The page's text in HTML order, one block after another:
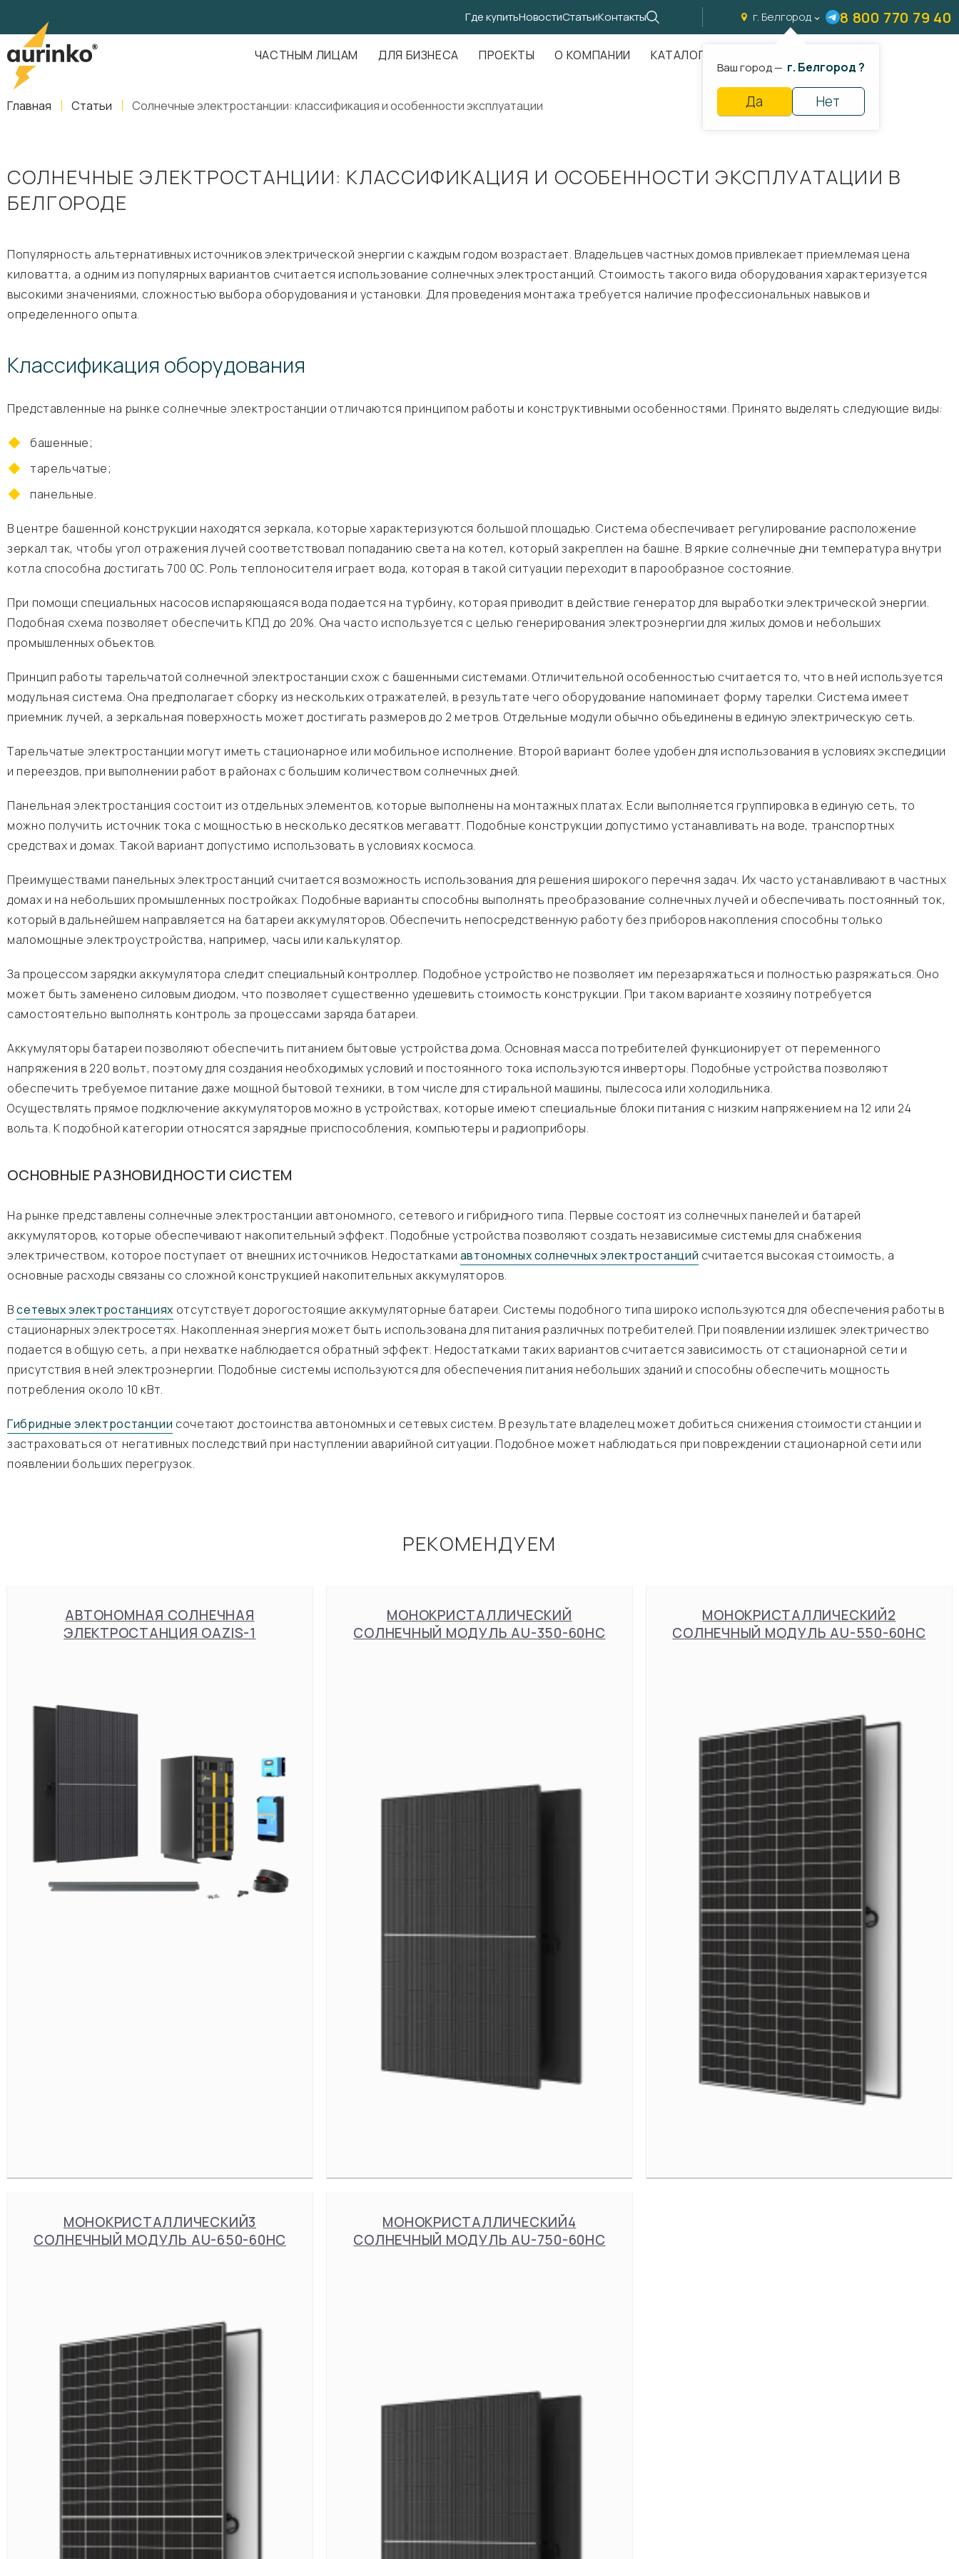
Где купитьНовостиСтатьиКонтакты г. Белгород
Ваш город — г. Белгород ?
Да Нет
8 800 770 79 40
ЧАСТНЫМ ЛИЦАМ ДЛЯ БИЗНЕСА ПРОЕКТЫ О КОМПАНИИ КАТАЛОГ
Главная Статьи Солнечные электростанции: классификация и особенности эксплуатации
СОЛНЕЧНЫЕ ЭЛЕКТРОСТАНЦИИ: КЛАССИФИКАЦИЯ И ОСОБЕННОСТИ ЭКСПЛУАТАЦИИ В
БЕЛГОРОДЕ
Популярность альтернативных источников электрической энергии с каждым годом возрастает. Владельцев частных домов привлекает приемлемая цена
киловатта, а одним из популярных вариантов считается использование солнечных электростанций. Стоимость такого вида оборудования характеризуется
высокими значениями, сложностью выбора оборудования и установки. Для проведения монтажа требуется наличие профессиональных навыков и
определенного опыта.
Классификация оборудования
Представленные на рынке солнечные электростанции отличаются принципом работы и конструктивными особенностями. Принято выделять следующие виды:
башенные;
тарельчатые;
панельные.
В центре башенной конструкции находятся зеркала, которые характеризуются большой площадью. Система обеспечивает регулирование расположение
зеркал так, чтобы угол отражения лучей соответствовал попаданию света на котел, который закреплен на башне. В яркие солнечные дни температура внутри
котла способна достигать 700 0C. Роль теплоносителя играет вода, которая в такой ситуации переходит в парообразное состояние.
При помощи специальных насосов испаряющаяся вода подается на турбину, которая приводит в действие генератор для выработки электрической энергии.
Подобная схема позволяет обеспечить КПД до 20%. Она часто используется с целью генерирования электроэнергии для жилых домов и небольших
промышленных объектов.
Принцип работы тарельчатой солнечной электростанции схож с башенными системами. Отличительной особенностью считается то, что в ней используется
модульная система. Она предполагает сборку из нескольких отражателей, в результате чего оборудование напоминает форму тарелки. Система имеет
приемник лучей, а зеркальная поверхность может достигать размеров до 2 метров. Отдельные модули обычно объединены в единую электрическую сеть.
Тарельчатые электростанции могут иметь стационарное или мобильное исполнение. Второй вариант более удобен для использования в условиях экспедиции
и переездов, при выполнении работ в районах с большим количеством солнечных дней.
Панельная электростанция состоит из отдельных элементов, которые выполнены на монтажных платах. Если выполняется группировка в единую сеть, то
можно получить источник тока с мощностью в несколько десятков мегаватт. Подобные конструкции допустимо устанавливать на воде, транспортных
средствах и домах. Такой вариант допустимо использовать в условиях космоса.
Преимуществами панельных электростанций считается возможность использования для решения широкого перечня задач. Их часто устанавливают в частных
домах и на небольших промышленных постройках. Подобные варианты способны выполнять преобразование солнечных лучей и обеспечивать постоянный ток,
который в дальнейшем направляется на батареи аккумуляторов. Обеспечить непосредственную работу без приборов накопления способны только
маломощные электроустройства, например, часы или калькулятор.
За процессом зарядки аккумулятора следит специальный контроллер. Подобное устройство не позволяет им перезаряжаться и полностью разряжаться. Оно
может быть заменено силовым диодом, что позволяет существенно удешевить стоимость конструкции. При таком варианте хозяину потребуется
самостоятельно выполнять контроль за процессами заряда батареи.
Аккумуляторы батареи позволяют обеспечить питанием бытовые устройства дома. Основная масса потребителей функционирует от переменного
напряжения в 220 вольт, поэтому для создания необходимых условий и постоянного тока используются инверторы. Подобные устройства позволяют
обеспечить требуемое питание даже мощной бытовой техники, в том числе для стиральной машины, пылесоса или холодильника.
Осуществлять прямое подключение аккумуляторов можно в устройствах, которые имеют специальные блоки питания с низким напряжением на 12 или 24
вольта. К подобной категории относятся зарядные приспособления, компьютеры и радиоприборы.
ОСНОВНЫЕ РАЗНОВИДНОСТИ СИСТЕМ
На рынке представлены солнечные электростанции автономного, сетевого и гибридного типа. Первые состоят из солнечных панелей и батарей
аккумуляторов, которые обеспечивают накопительный эффект. Подобные устройства позволяют создать независимые системы для снабжения
электричеством, которое поступает от внешних источников. Недостатками автономных солнечных электростанций считается высокая стоимость, а
основные расходы связаны со сложной конструкцией накопительных аккумуляторов.
Всетевых электростанциях отсутствует дорогостоящие аккумуляторные батареи. Системы подобного типа широко используются для обеспечения работы в
стационарных электросетях. Накопленная энергия может быть использована для питания различных потребителей. При появлении излишек электричество
подается в общую сеть, а при нехватке наблюдается обратный эффект. Недостатками таких вариантов считается зависимость от стационарной сети и
присутствия в ней электроэнергии. Подобные системы используются для обеспечения питания небольших зданий и способны обеспечить мощность
потребления около 10 кВт.
Гибридные электростанции сочетают достоинства автономных и сетевых систем. В результате владелец может добиться снижения стоимости станции и
застраховаться от негативных последствий при наступлении аварийной ситуации. Подобное может наблюдаться при повреждении стационарной сети или
появлении больших перегрузок.
РЕКОМЕНДУЕМ
АВТОНОМНАЯ СОЛНЕЧНАЯ
ЭЛЕКТРОСТАНЦИЯ OAZIS-1
МОНОКРИСТАЛЛИЧЕСКИЙ
СОЛНЕЧНЫЙ МОДУЛЬ AU-350-60HC
МОНОКРИСТАЛЛИЧЕСКИЙ2
СОЛНЕЧНЫЙ МОДУЛЬ AU-550-60HC
МОНОКРИСТАЛЛИЧЕСКИЙ3
СОЛНЕЧНЫЙ МОДУЛЬ AU-650-60HC
МОНОКРИСТАЛЛИЧЕСКИЙ4
СОЛНЕЧНЫЙ МОДУЛЬ AU-750-60HC
,Свердловская область
info@aurinkos.com
8-800-770-79-40